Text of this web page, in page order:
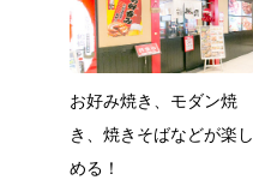
お好み焼き、モダン焼
き、焼きそばなどが楽し
める！